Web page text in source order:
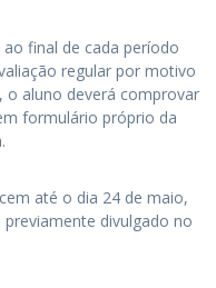
final de cada período
regular por motivo
o aluno deverá comprovar
formulário próprio da
até o dia 24 de maio,
divulgado no